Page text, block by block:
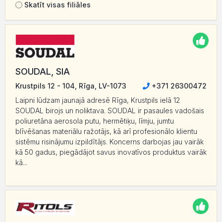
Skatīt visas filiāles
SOUDAL, SIA
Krustpils 12 - 104, Rīga, LV-1073
+371 26300472
Laipni lūdzam jaunajā adresē Rīga, Krustpils ielā 12
SOUDAL birojs un noliktava. SOUDAL ir pasaules vadošais
poliuretāna aerosola putu, hermētiķu, līmju, jumtu
blīvēšanas materiālu ražotājs, kā arī profesionālo klientu
sistēmu risinājumu izpildītājs. Koncerns darbojas jau vairāk
kā 50 gadus, piegādājot savus inovatīvos produktus vairāk
kā...